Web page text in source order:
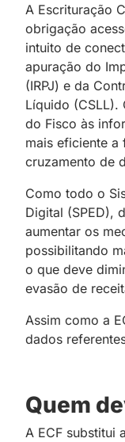
A Escrituração
obrigação
intuito de
apuração do
(IRPJ) e da
Líquido (CSLL).
do Fisco às
mais eficiente
cruzamento de
Como todo o
Digital (SPED),
aumentar os
possibilitando
o que deve
evasão de
Assim como a
dados
Quem
A ECF substitui